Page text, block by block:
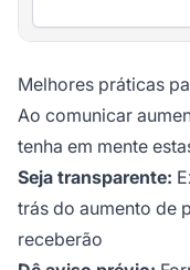
Melhores práticas
Ao comunicar
tenha em mente
Seja transparente:
trás do aumento de
receberão